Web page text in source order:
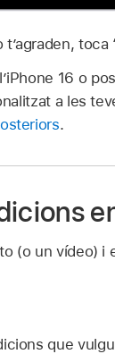
toca
16 o
a les
.
(o un vídeo) i
que